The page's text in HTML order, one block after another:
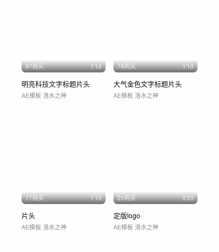
97购买 1'10
明亮科技文字标题片头
AE模板 洛水之神
78购买 1'10
大气金色文字标题片头
AE模板 洛水之神
77购买 1'10
片头
AE模板 洛水之神
25购买 0'20
定版logo
AE模板 洛水之神